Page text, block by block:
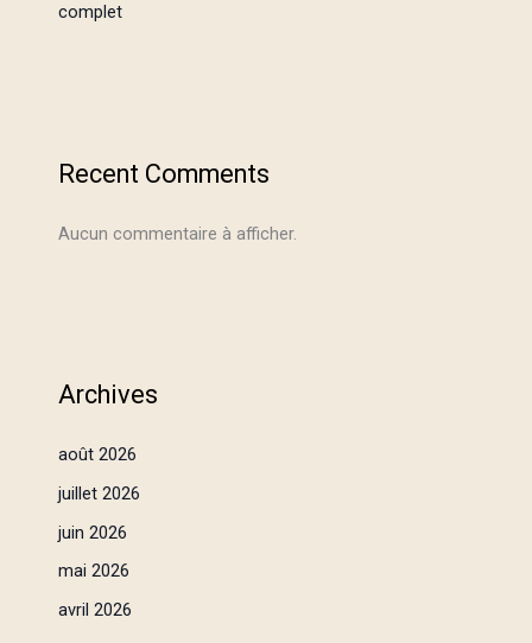
complet
Recent Comments
Aucun commentaire à afficher.
Archives
août 2026
juillet 2026
juin 2026
mai 2026
avril 2026